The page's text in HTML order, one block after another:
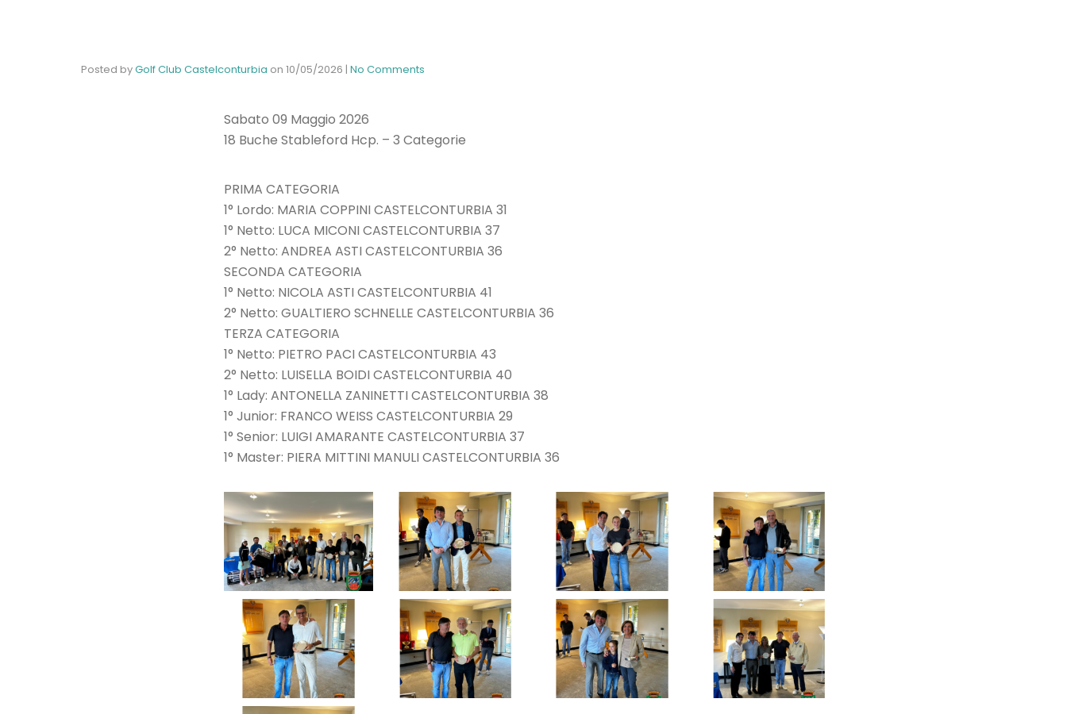
Posted byGolf Club Castelconturbia on 10/05/2026 | No Comments
Sabato 09 Maggio 2026
18 Buche Stableford Hcp. – 3 Categorie
PRIMA CATEGORIA
1° Lordo: MARIA COPPINI CASTELCONTURBIA 31
1° Netto: LUCA MICONI CASTELCONTURBIA 37
2° Netto: ANDREA ASTI CASTELCONTURBIA 36
SECONDA CATEGORIA
1° Netto: NICOLA ASTI CASTELCONTURBIA 41
2° Netto: GUALTIERO SCHNELLE CASTELCONTURBIA 36
TERZA CATEGORIA
1° Netto: PIETRO PACI CASTELCONTURBIA 43
2° Netto: LUISELLA BOIDI CASTELCONTURBIA 40
1° Lady: ANTONELLA ZANINETTI CASTELCONTURBIA 38
1° Junior: FRANCO WEISS CASTELCONTURBIA 29
1° Senior: LUIGI AMARANTE CASTELCONTURBIA 37
1° Master: PIERA MITTINI MANULI CASTELCONTURBIA 36